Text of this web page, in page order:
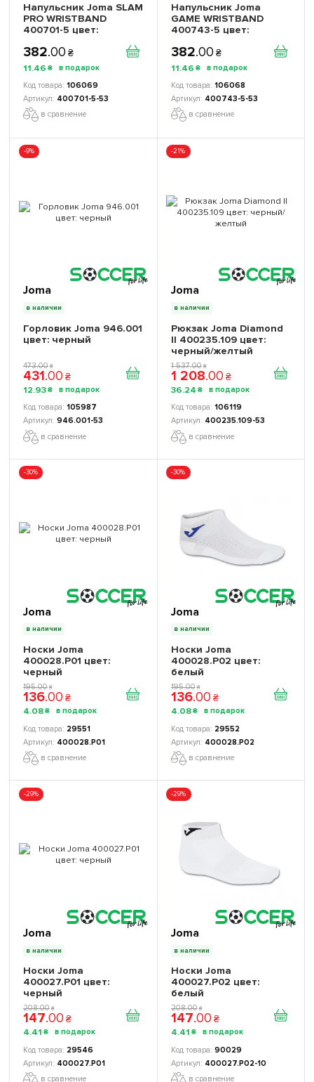
Напульсник Joma SLAM
PRO WRISTBAND
400701-5 цвет:
382.00 ₴
11.46 ₴
106069
400701-5-53
в сравнение
Напульсник Joma
GAME WRISTBAND
400743-5 цвет:
382.00 ₴
11.46 ₴
106068
400743-5-53
в сравнение
-9%
Joma
в наличии
Горловик Joma 946.001
цвет: черный
473.00 ₴
431.00 ₴
12.93₴
105987
946.001-53
в сравнение
-21%
Joma
в наличии
Рюкзак Joma Diamond
II 400235.109 цвет:
черный/желтый
1 537.00 ₴
1 208.00 ₴
36.24 ₴
106119
400235.109-53
в сравнение
-30%
Joma
в наличии
Носки Joma
400028.P01 цвет:
черный
195.00 ₴
136.00 ₴
4.08₴
29551
400028.P01
в сравнение
-30%
Joma
в наличии
Носки Joma
400028.P02 цвет:
белый
195.00 ₴
136.00 ₴
4.08₴
29552
400028.P02
в сравнение
-29%
Joma
в наличии
Носки Joma
400027.P01 цвет:
черный
208.00 ₴
147.00 ₴
4.41 ₴
29546
400027.P01
в сравнение
-29%
Joma
в наличии
Носки Joma
400027.P02 цвет:
белый
208.00 ₴
147.00 ₴
4.41 ₴
90029
400027.P02-10
в сравнение